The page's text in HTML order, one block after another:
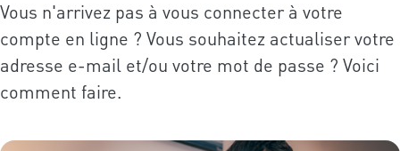
Vous n'arrivez pas à vous connecter à votre
compte en ligne ? Vous souhaitez actualiser votre
adresse e-mail et/ou votre mot de passe ? Voici
comment faire.